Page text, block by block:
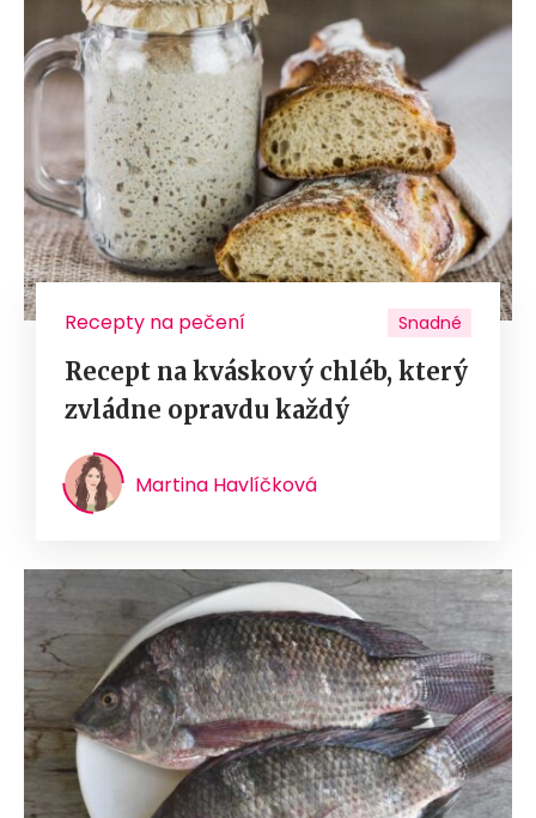
Recepty na pečení Snadné
Recept na kváskový chléb, který
zvládne opravdu každý
Martina Havlíčková